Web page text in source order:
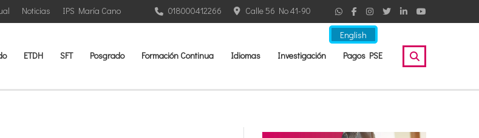
English
IPS María Cano
Noticias Calle 56 No 41-90
018000412266
ETDH SFT Posgrado Formación Continua Idiomas Investigación Pagos PSE